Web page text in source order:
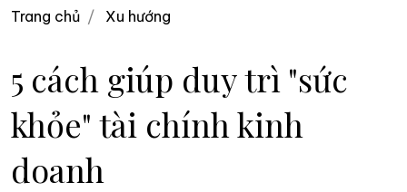
Trang chủ Xu hướng
5 cách giúp duy trì "sức
khỏe" tài chính kinh
doanh